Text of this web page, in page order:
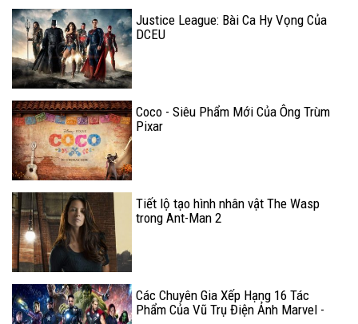
Justice League: Bài Ca Hy Vọng Của
DCEU
Coco - Siêu Phẩm Mới Của Ông Trùm
Pixar
Tiết lộ tạo hình nhân vật The Wasp
trong Ant-Man 2
Các Chuyên Gia Xếp Hạng 16 Tác
Phẩm Của Vũ Trụ Điện Ảnh Marvel -